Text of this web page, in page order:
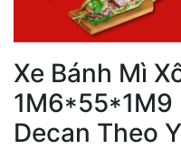
Xe Bánh Mì
1M6*55*1M9
Decan Theo